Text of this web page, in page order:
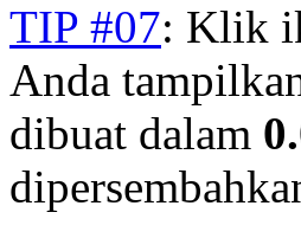
TIP #07: Klik
Anda
dibuat dalam